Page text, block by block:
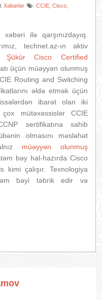
IT LÜĞƏT
XƏBƏRLƏR
: Xəbərlər : CCIE Cisco
ilə qarşınızdayıq.
technet.az-ın aktiv
Şükür
Cisco Certified
üçün müəyyən olunmuş
Routing and Switching
əldə etmək üçün
ibarət olan iki
mütəxəssislər CCIE
sertifikatına sahib
olmasını məsləhət
müəyyən olunmuş
bəy hal-hazırda Cisco
kimi çalışır. Texnologiya
bəyi təbrik edir və